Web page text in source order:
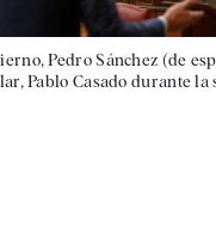
Pedro Sánchez (de
Pablo Casado durante la